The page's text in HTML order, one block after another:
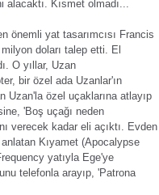
Kısmet olmadı...
önemli yat tasarımcısı Francis
doları talep etti. El
O yıllar, Uzan
bir özel ada Uzanlar'ın
Uzan'la özel uçaklarına atlayıp
'Boş uçağı neden
verecek kadar eli açıktı. Evden
Kıyamet (Apocalypse
yatıyla Ege'ye
telefonla arayıp, 'Patrona